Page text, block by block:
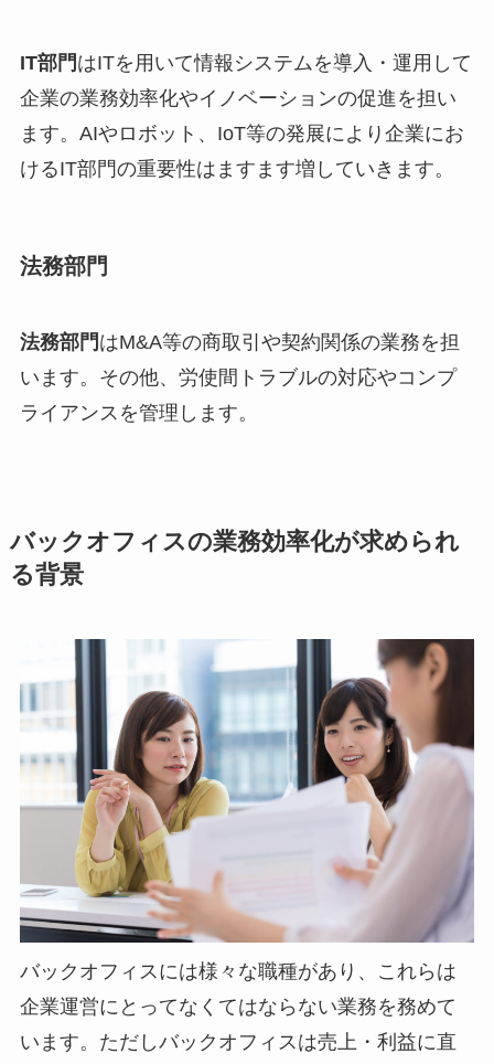
IT部門 はITを用いて情報システムを導入・運用して
企業の業務効率化やイノベーションの促進を担い
ます。AIやロボット、IoT等の発展により企業にお
けるIT部門の重要性はますます増していきます。
法務部門
法務部門 はM&A等の商取引や契約関係の業務を担
います。その他、労使間トラブルの対応やコンプ
ライアンスを管理します。
バックオフィスの業務効率化が求められ
る背景
バックオフィスには様々な職種があり、これらは
企業運営にとってなくてはならない業務を務めて
います。ただしバックオフィスは売上・利益に直